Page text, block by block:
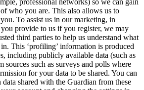
professional networks) so we can gain
who you are. This also allows us to
To assist us in our marketing, in
provide to us if you register, we may
third parties to help us understand what
This ‘profiling’ information is produced
including publicly available data (such as
sources such as surveys and polls where
for your data to be shared. You can
data shared with the Guardian from these